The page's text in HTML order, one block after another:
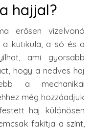
hajjal?
erősen vízelvonó
a kutikula, a só és a
ami gyorsabb
hogy a nedves haj
a mechanikai
még hozzáadjuk
haj különösen
fakítja a színt,